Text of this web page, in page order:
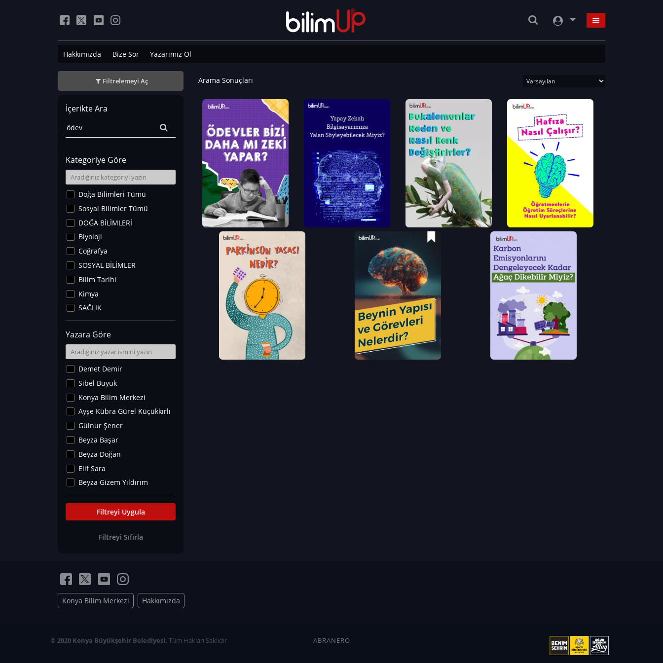
Hakkımızda Bize Sor Yazarımız Ol
Filtrelemeyi Aç
İçerikte Ara
Kategoriye Göre
Doğa Bilimleri Tümü
Sosyal Bilimler Tümü
DOĞA BİLİMLERİ
Biyoloji
Coğrafya
SOSYAL BİLİMLER
Bilim Tarihi
Kimya
SAĞLIK
Sanat Tarihi
Fizik
Yer Bilimleri
Astronomi ve Uzay
Noroloji
Matematik
Teknoloji
İklim Değişikliği
Arkeoloji
Kültür&Sanat
Yaşam Tavsiyeleri
Merakoloji
Eğitim Bilimleri
Yazara Göre
Demet Demir
Sibel Büyük
Konya Bilim Merkezi
Ayşe Kübra Gürel Küçükkırlı
Gülnur Şener
Beyza Başar
Beyza Doğan
Elif Sara
Beyza Gizem Yıldırım
İlknur İyigökler
Büşra Elif Kıvrak
Can TORUN
Elif Sara
Ayşe Edanur Başer
Gözde Düriye Alkan
Ceren Eda Erol
Filtreyi Uygula
Filtreyi Sıfırla
Arama Sonuçları
Konya Bilim Merkezi Hakkımızda
© 2020 Konya Büyükşehir Belediyesi. Tüm Hakları Saklıdır ABRANERO